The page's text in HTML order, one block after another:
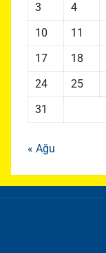
3
4
10
11
17
18
24
25
31
« Ağu